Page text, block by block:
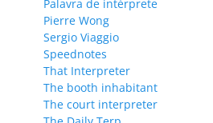
Palavra de intérprete
Pierre Wong
Sergio Viaggio
Speednotes
That Interpreter
The booth inhabitant
The court interpreter